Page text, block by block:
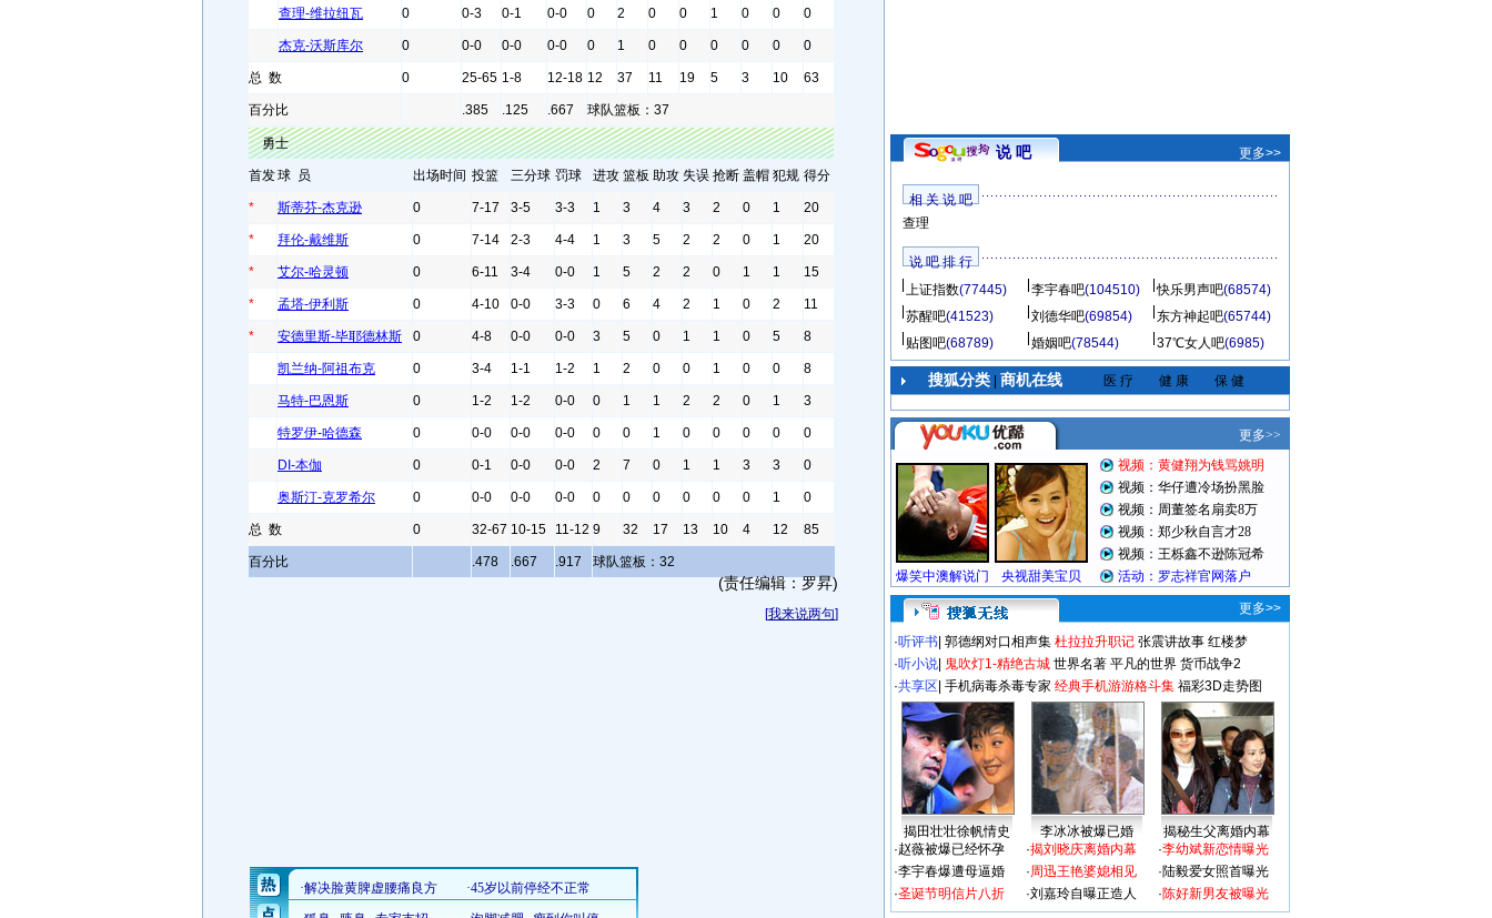
查理-维拉纽瓦 0 0-3 0-1 0-0 0 2 0 0 1 0 0 0
杰克-沃斯库尔 0 0-0 0-0 0-0 0 1 0 0 0 0 0 0
总 数 0 25-65 1-8 12-18 12 37 11 19 5 3 10 63
百分比 .385 .125 .667 球队篮板：37
勇士
首发球 员 出场时间 投篮 三分球 罚球 进攻 篮板 助攻 失误 抢断 盖帽 犯规 得分
* 斯蒂芬-杰克逊 0 7-17 3-5 3-3 1 3 4 3 2 0 1 20
* 拜伦-戴维斯 0 7-14 2-3 4-4 1 3 5 2 2 0 1 20
* 艾尔-哈灵顿 0 6-11 3-4 0-0 1 5 2 2 0 1 1 15
* 孟塔-伊利斯 0 4-10 0-0 3-3 0 6 4 2 1 0 2 11
* 安德里斯-毕耶德林斯 0 4-8 0-0 0-0 3 5 0 1 1 0 5 8
凯兰纳-阿祖布克 0 3-4 1-1 1-2 1 2 0 0 1 0 0 8
马特-巴恩斯 0 1-2 1-2 0-0 0 1 1 2 2 0 1 3
特罗伊-哈德森 0 0-0 0-0 0-0 0 0 1 0 0 0 0 0
DI-本伽 0 0-1 0-0 0-0 2 7 0 1 1 3 3 0
奥斯汀-克罗希尔 0 0-0 0-0 0-0 0 0 0 0 0 0 1 0
总 数 0 32-67 10-15 11-12 9 32 17 13 10 4 12 85
百分比 .478 .667 .917 球队篮板：32
(责任编辑：罗昇)
[我来说两句]
说 吧 更多>>
相 关 说 吧
查理
说 吧 排 行
上证指数(77445) 李宇春吧(104510) 快乐男声吧(68574)
苏醒吧(41523) 刘德华吧(69854) 东方神起吧(65744)
贴图吧(68789) 婚姻吧(78544) 37℃女人吧(6985)
搜狐分类| 商机在线 医 疗 健 康 保 健
更多>>
·听评书 郭德纲对口相声集 杜拉拉升职记 张震讲故事 红楼梦
·听小说 鬼吹灯1-精绝古城 世界名著 平凡的世界 货币战争2
·共享区 手机病毒杀毒专家 经典手机游游格斗集 福彩3D走势图
揭田壮壮徐帆情史 李冰冰被爆已婚
揭秘生父离婚内幕
·赵薇被爆已经怀孕
·李宇春爆遭母逼婚
·圣诞节明信片八折
·揭刘晓庆离婚内幕
·周迅王艳婆媳相见
·刘嘉玲自曝正造人
·李幼斌新恋情曝光
·陆毅爱女照首曝光
·陈好新男友被曝光